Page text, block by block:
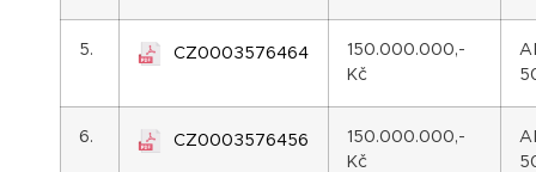
5. CZ0003576464
150.000.000,-
Kč
6. CZ0003576456
150.000.000,-
Kč